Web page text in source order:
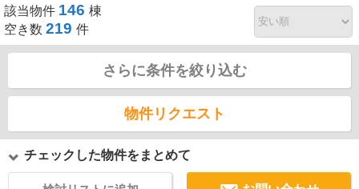
該当物件 146 棟
空き数 219 件
さらに条件を絞り込む
物件リクエスト
チェックした物件をまとめて